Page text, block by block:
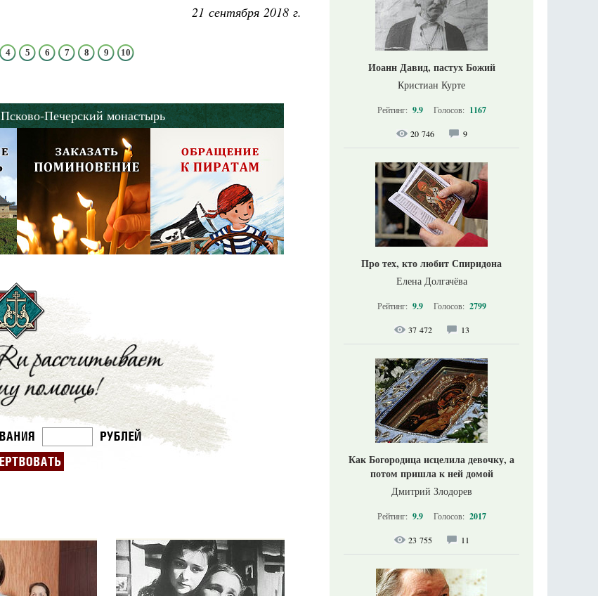
21 сентября 2018 г.
4 5 6 7 8 9 10
Псково-Печерский монастырь
Иоанн Давид, пастух Божий
Кристиан Курте
Рейтинг: 9.9 Голосов: 1167
20 746 9
Про тех, кто любит Спиридона
Елена Долгачёва
Рейтинг: 9.9 Голосов: 2799
37 472 13
Как Богородица исцелила девочку, а
потом пришла к ней домой
Дмитрий Злодорев
Рейтинг: 9.9 Голосов: 2017
23 755 11